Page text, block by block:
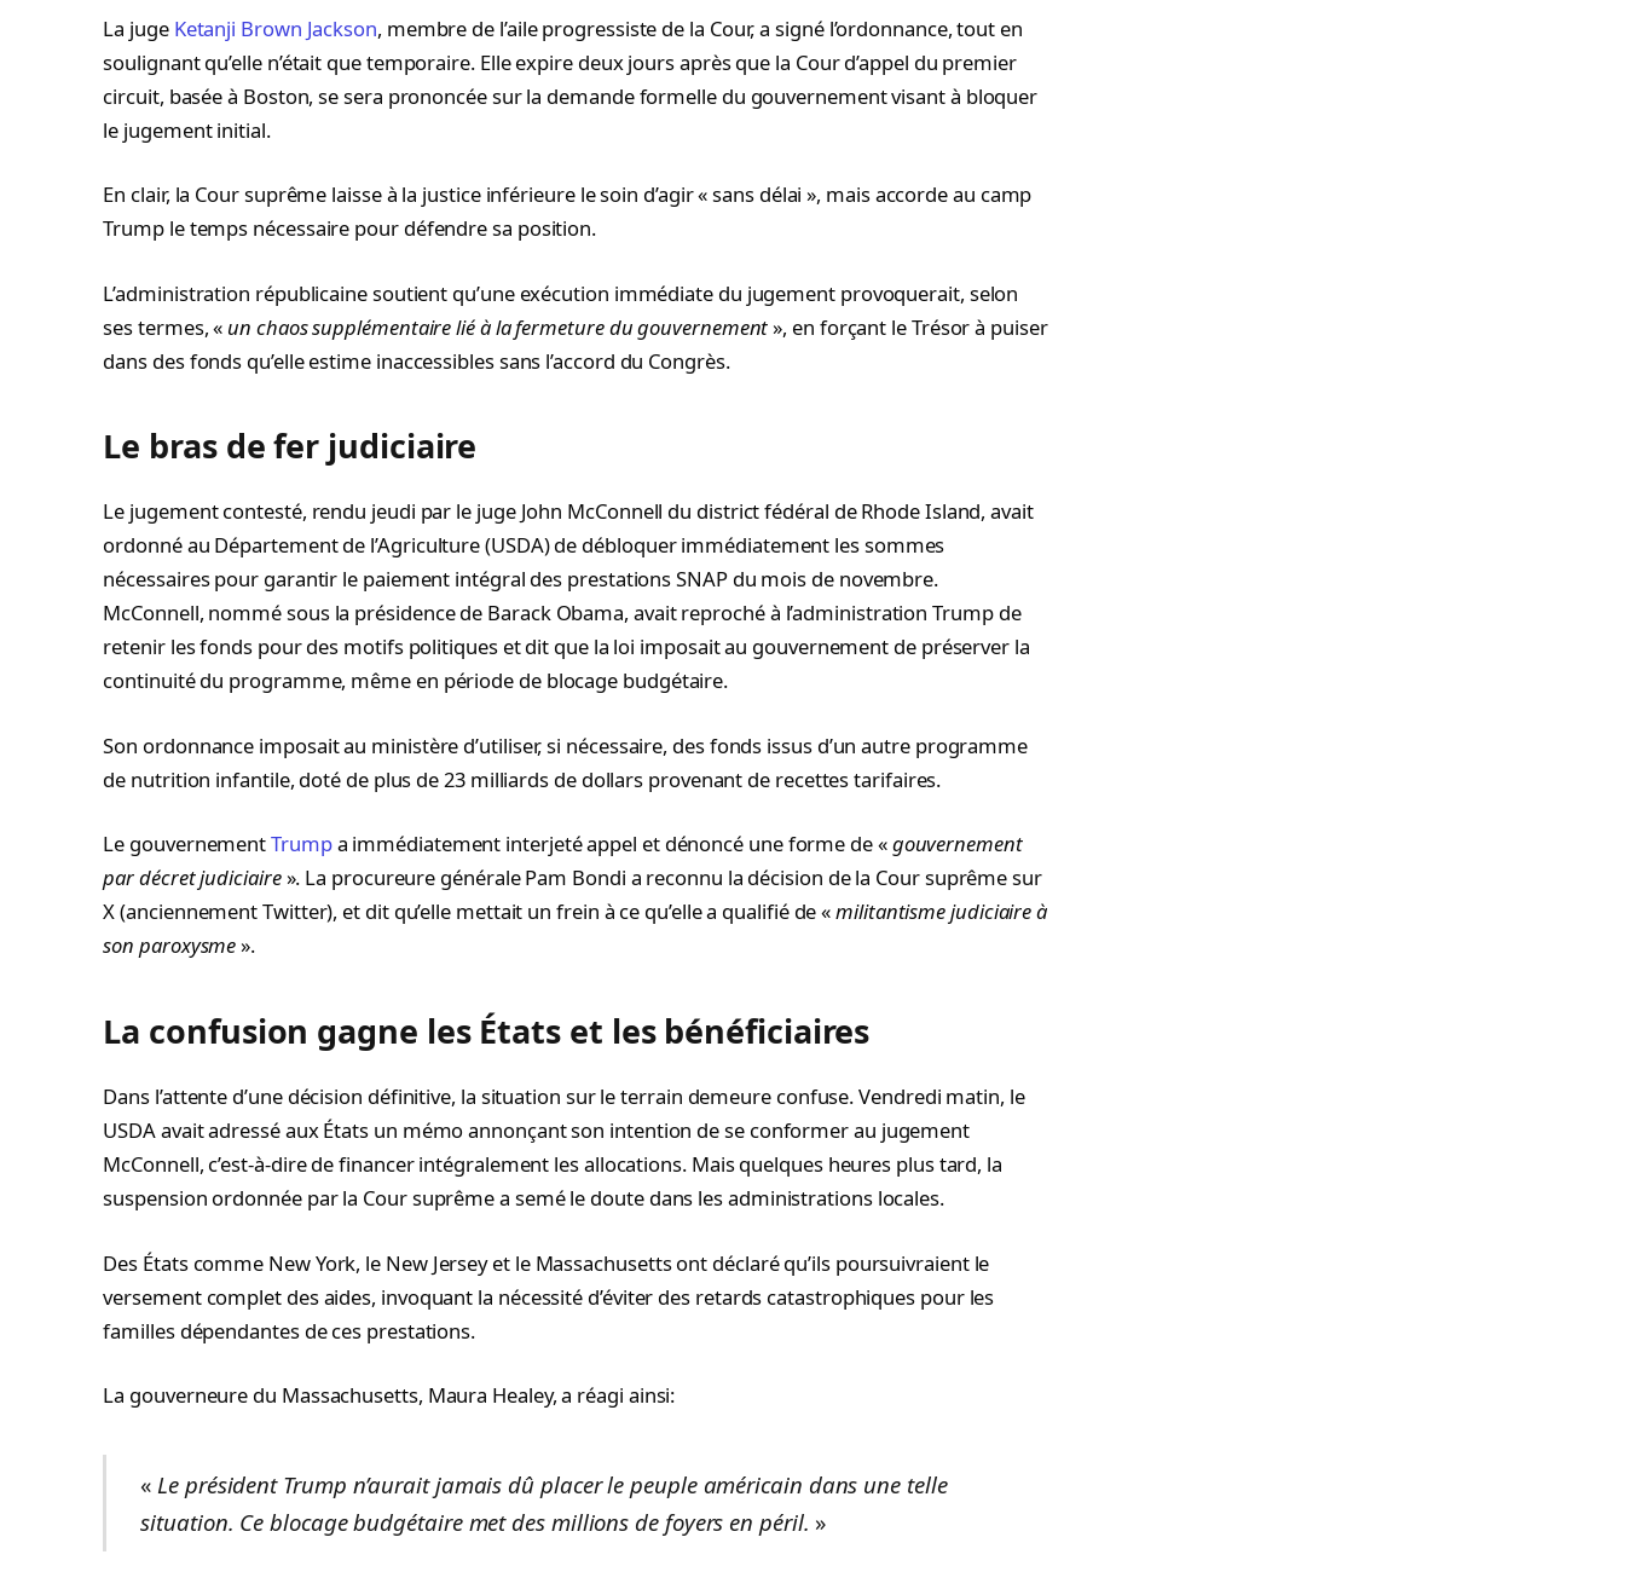
La juge Ketanji Brown Jackson, membre de l’aile progressiste de la Cour, a signé l’ordonnance, tout en
soulignant qu’elle n’était que temporaire. Elle expire deux jours après que la Cour d’appel du premier
circuit, basée à Boston, se sera prononcée sur la demande formelle du gouvernement visant à bloquer
le jugement initial.
En clair, la Cour suprême laisse à la justice inférieure le soin d’agir « sans délai », mais accorde au camp
Trump le temps nécessaire pour défendre sa position.
L’administration républicaine soutient qu’une exécution immédiate du jugement provoquerait, selon
ses termes, « un chaos supplémentaire lié à la fermeture du gouvernement», en forçant le Trésor à puiser
dans des fonds qu’elle estime inaccessibles sans l’accord du Congrès.
Le bras de fer judiciaire
Le jugement contesté, rendu jeudi par le juge John McConnell du district fédéral de Rhode Island, avait
ordonné au Département de l’Agriculture (USDA) de débloquer immédiatement les sommes
nécessaires pour garantir le paiement intégral des prestations SNAP du mois de novembre.
McConnell, nommé sous la présidence de Barack Obama, avait reproché à l’administration Trump de
retenir les fonds pour des motifs politiques et dit que la loi imposait au gouvernement de préserver la
continuité du programme, même en période de blocage budgétaire.
Son ordonnance imposait au ministère d’utiliser, si nécessaire, des fonds issus d’un autre programme
de nutrition infantile, doté de plus de 23 milliards de dollars provenant de recettes tarifaires.
Le gouvernementTrumpa immédiatement interjeté appel et dénoncé une forme de «gouvernement
par décret judiciaire». La procureure générale Pam Bondi a reconnu la décision de la Cour suprême sur
X (anciennement Twitter), et dit qu’elle mettait un frein à ce qu’elle a qualifié de «militantisme judiciaire à
son paroxysme».
La confusion gagne les États et les bénéficiaires
Dans l’attente d’une décision définitive, la situation sur le terrain demeure confuse. Vendredi matin, le
USDA avait adressé aux États un mémo annonçant son intention de se conformer au jugement
McConnell, c’est-à-dire de financer intégralement les allocations. Mais quelques heures plus tard, la
suspension ordonnée par la Cour suprême a semé le doute dans les administrations locales.
Des États comme New York, le New Jersey et le Massachusetts ont déclaré qu’ils poursuivraient le
versement complet des aides, invoquant la nécessité d’éviter des retards catastrophiques pour les
familles dépendantes de ces prestations.
La gouverneure du Massachusetts, Maura Healey, a réagi ainsi:
« Le président Trump n’aurait jamais dû placer le peuple américain dans une telle
situation. Ce blocage budgétaire met des millions de foyers en péril. »